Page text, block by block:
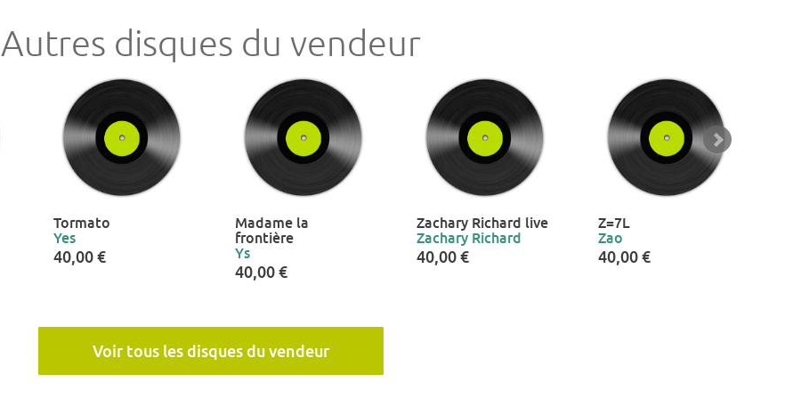
Autres disques du vendeur
Tormato
Yes
40,00 €
Madame la
frontière
Ys
40,00 €
Zachary Richard live
Zachary Richard
40,00 €
Z=7L
Zao
40,00 €
Voir tous les disques du vendeur